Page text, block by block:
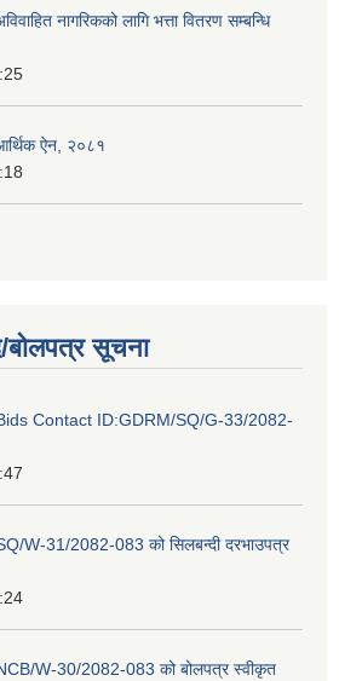
नागरिकको लागि भत्ता वितरण सम्बन्धि
आर्थिक ऐन, २०८१
बोलपत्र सूचना
Contact ID:GDRM/SQ/G-33/2082-
W-31/2082-083 को सिलबन्दी दरभाउपत्र
W-30/2082-083 को बोलपत्र स्वीकृत